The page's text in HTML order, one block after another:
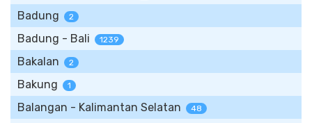
Badung 2
Badung - Bali 1239
Bakalan 2
Bakung 1
Balangan - Kalimantan Selatan 48